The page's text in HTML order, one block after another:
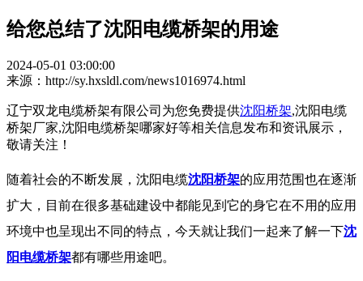
给您总结了沈阳电缆桥架的用途
2024-05-01 03:00:00
来源：http://sy.hxsldl.com/news1016974.html
辽宁双龙电缆桥架有限公司为您免费提供沈阳桥架,沈阳电缆
桥架厂家,沈阳电缆桥架哪家好等相关信息发布和资讯展示，
敬请关注！
随着社会的不断发展，沈阳电缆沈阳桥架的应用范围也在逐渐
扩大，目前在很多基础建设中都能见到它的身它在不用的应用
环境中也呈现出不同的特点，今天就让我们一起来了解一下沈
阳电缆桥架都有哪些用途吧。